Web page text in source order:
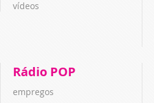
vídeos
Rádio POP
empregos